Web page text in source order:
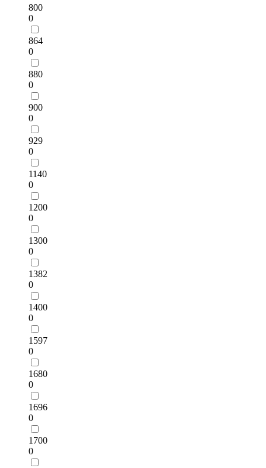
800
0
864
0
880
0
900
0
929
0
1140
0
1200
0
1300
0
1382
0
1400
0
1597
0
1680
0
1696
0
1700
0